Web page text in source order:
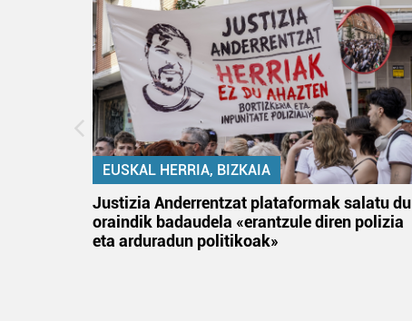
EUSKAL HERRIA, BIZKAIA
Justizia Anderrentzat plataformak salatu du
oraindik badaudela «erantzule diren polizia
eta arduradun politikoak»